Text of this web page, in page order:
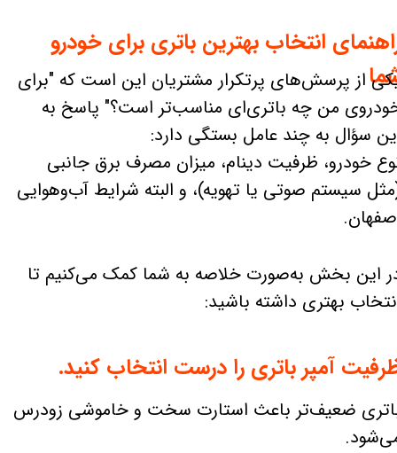
آمپر باتری را درست انتخاب کنید.
انتخاب بهترین باتری برای خودرو
از پرسش‌های پرتکرار مشتریان این است که "برای
من چه باتری‌ای مناسب‌تر است؟" پاسخ به
سؤال به چند عامل بستگی دارد:
خودرو، ظرفیت دینام، میزان مصرف برق جانبی
سیستم صوتی یا تهویه)، و البته شرایط آب‌وهوایی
ضعیف‌تر باعث استارت سخت و خاموشی زودرس
این بخش به‌صورت خلاصه به شما کمک می‌کنیم تا
بهتری داشته باشید: